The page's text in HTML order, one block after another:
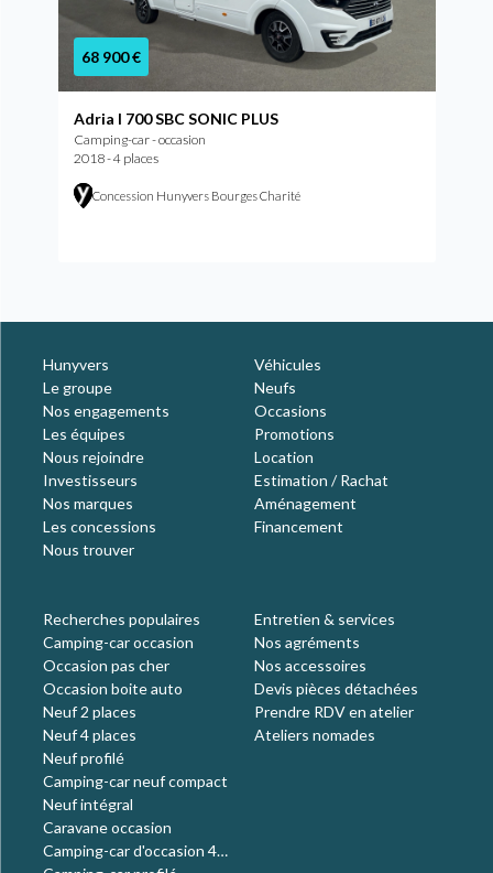
68 900 €
Adria I 700 SBC SONIC PLUS
Camping-car - occasion
2018 - 4 places
Concession Hunyvers Bourges Charité
Hunyvers
Le groupe
Nos engagements
Les équipes
Nous rejoindre
Investisseurs
Nos marques
Les concessions
Nous trouver
Véhicules
Neufs
Occasions
Promotions
Location
Estimation / Rachat
Aménagement
Financement
Recherches populaires
Camping-car occasion
Occasion pas cher
Occasion boite auto
Neuf 2 places
Neuf 4 places
Neuf profilé
Camping-car neuf compact
Neuf intégral
Caravane occasion
Camping-car d'occasion 4
Entretien & services
Nos agréments
Nos accessoires
Devis pièces détachées
Prendre RDV en atelier
Ateliers nomades